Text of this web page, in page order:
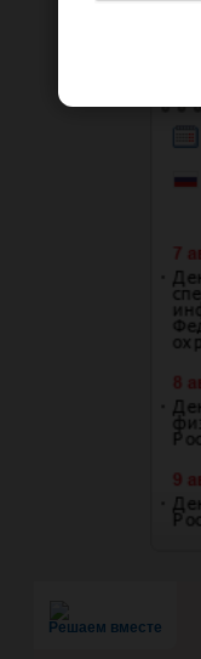
Решаем вместе